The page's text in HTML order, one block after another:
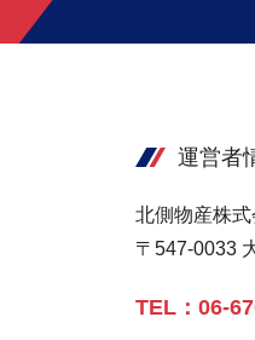
運営者
北側物産株式
〒547-0033
TEL：06-